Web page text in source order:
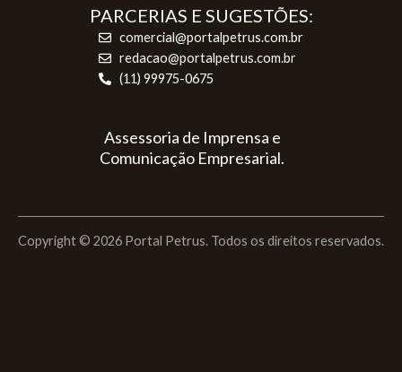
PARCERIAS E SUGESTÕES:
comercial@portalpetrus.com.br
redacao@portalpetrus.com.br
(11) 99975-0675
Assessoria de Imprensa e
Comunicação Empresarial.
Copyright © 2026 Portal Petrus. Todos os direitos reservados.